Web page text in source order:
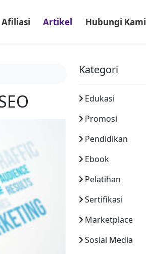
Afiliasi Artikel Hubungi Kami
Kategori
Edukasi
Promosi
Pendidikan
Ebook
Pelatihan
Sertifikasi
Marketplace
Sosial Media